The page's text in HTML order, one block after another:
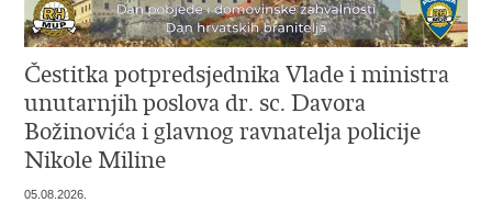
Čestitka potpredsjednika Vlade i ministra
unutarnjih poslova dr. sc. Davora
Božinovića i glavnog ravnatelja policije
Nikole Miline
05.08.2026.